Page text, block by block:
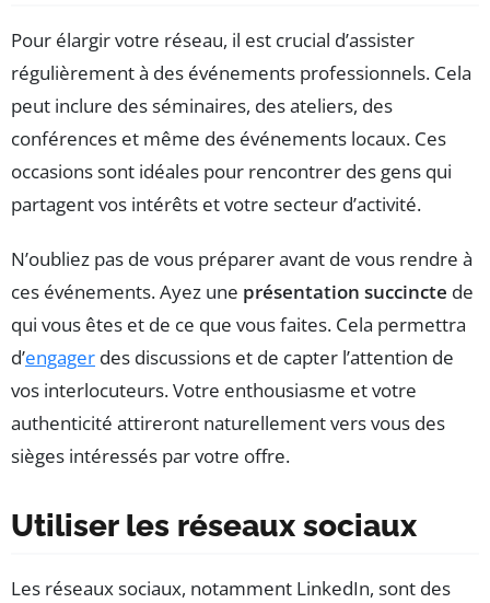
Pour élargir votre réseau, il est crucial d’assister
régulièrement à des événements professionnels. Cela
peut inclure des séminaires, des ateliers, des
conférences et même des événements locaux. Ces
occasions sont idéales pour rencontrer des gens qui
partagent vos intérêts et votre secteur d’activité.
N’oubliez pas de vous préparer avant de vous rendre à
ces événements. Ayez une présentation succincte de
qui vous êtes et de ce que vous faites. Cela permettra
d’engager des discussions et de capter l’attention de
vos interlocuteurs. Votre enthousiasme et votre
authenticité attireront naturellement vers vous des
sièges intéressés par votre offre.
Utiliser les réseaux sociaux
Les réseaux sociaux, notamment LinkedIn, sont des